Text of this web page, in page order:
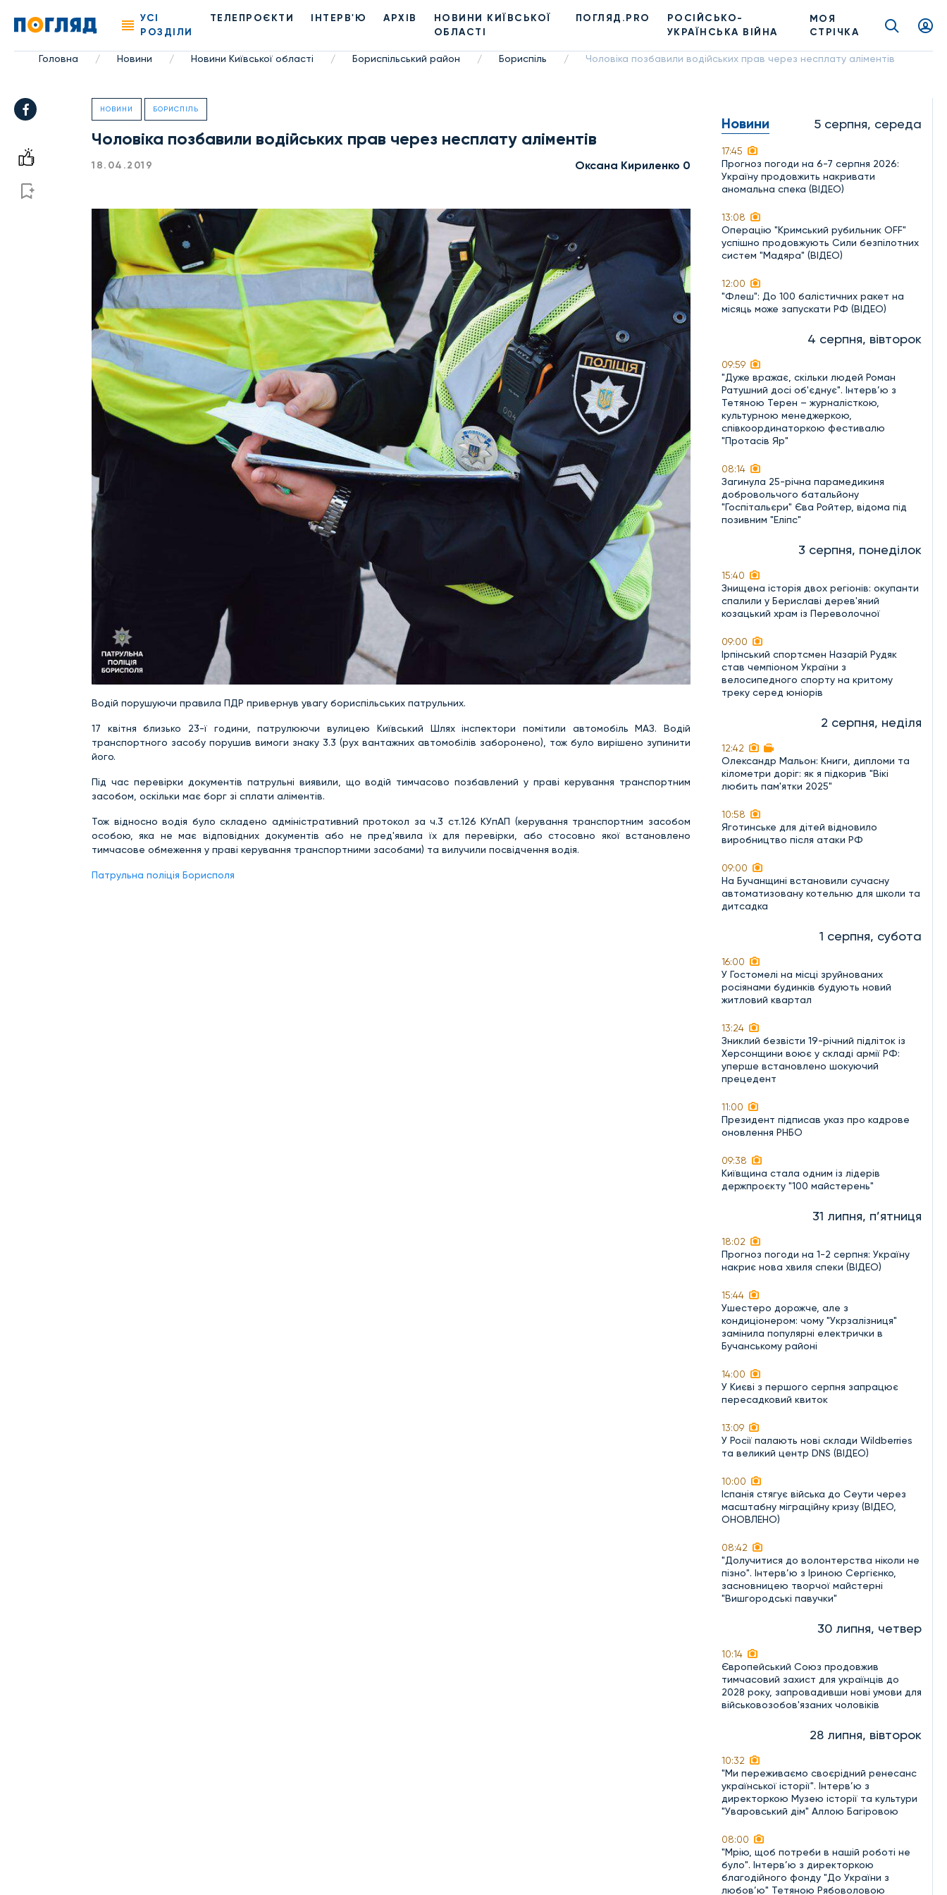
УСІ
РОЗДІЛИ
ТЕЛЕПРОЄКТИ ІНТЕРВ'Ю АРХІВ
НОВИНИ КИЇВСЬКОЇ
ОБЛАСТІ
ПОГЛЯД.PRO
РОСІЙСЬКО-
УКРАЇНСЬКА ВІЙНА
МОЯ
СТРІЧКА
Головна / Новини / Новини Київської області / Бориспільський район / Бориспіль / Чоловіка позбавили водійських прав через несплату аліментів
НОВИНИ БОРИСПІЛЬ
Чоловіка позбавили водійських прав через несплату аліментів
18.04.2019 Оксана Кириленко 0
Водій порушуючи правила ПДР привернув увагу бориспільських патрульних.
17 квітня близько 23-ї години, патрулюючи вулицею Київський Шлях інспектори помітили автомобіль МАЗ. Водій
транспортного засобу порушив вимоги знаку 3.3 (рух вантажних автомобілів заборонено), тож було вирішено зупинити
його.
Під час перевірки документів патрульні виявили, що водій тимчасово позбавлений у праві керування транспортним
засобом, оскільки має борг зі сплати аліментів.
Тож відносно водія було складено адміністративний протокол за ч.3 ст.126 КУпАП (керування транспортним засобом
особою, яка не має відповідних документів або не пред'явила їх для перевірки, або стосовно якої встановлено
тимчасове обмеження у праві керування транспортними засобами) та вилучили посвідчення водія.
Патрульна поліція Борисполя
Новини 5 серпня, середа
17:45
Прогноз погоди на 6-7 серпня 2026:
Україну продовжить накривати
аномальна спека (ВІДЕО)
13:08
Операцію "Кримський рубильник OFF"
успішно продовжують Сили безпілотних
систем "Мадяра" (ВІДЕО)
12:00
"Флеш": До 100 балістичних ракет на
місяць може запускати РФ (ВІДЕО)
4 серпня, вівторок
09:59
"Дуже вражає, скільки людей Роман
Ратушний досі об'єднує". Інтерв’ю з
Тетяною Терен – журналісткою,
культурною менеджеркою,
співкоординаторкою фестивалю
"Протасів Яр"
08:14
Загинула 25-річна парамедикиня
добровольчого батальйону
"Госпітальєри" Єва Ройтер, відома під
позивним "Еліпс"
3 серпня, понеділок
15:40
Знищена історія двох регіонів: окупанти
спалили у Бериславі дерев'яний
козацький храм із Переволочної
09:00
Ірпінський спортсмен Назарій Рудяк
став чемпіоном України з
велосипедного спорту на критому
треку серед юніорів
2 серпня, неділя
12:42
Олександр Мальон: Книги, дипломи та
кілометри доріг: як я підкорив "Вікі
любить пам'ятки 2025"
10:58
Яготинське для дітей відновило
виробництво після атаки РФ
09:00
На Бучанщині встановили сучасну
автоматизовану котельню для школи та
дитсадка
1 серпня, субота
16:00
У Гостомелі на місці зруйнованих
росіянами будинків будують новий
житловий квартал
13:24
Зниклий безвісти 19-річний підліток із
Херсонщини воює у складі армії РФ:
уперше встановлено шокуючий
прецедент
11:00
Президент підписав указ про кадрове
оновлення РНБО
09:38
Київщина стала одним із лідерів
держпроєкту "100 майстерень"
31 липня, п’ятниця
18:02
Прогноз погоди на 1-2 серпня: Україну
накриє нова хвиля спеки (ВІДЕО)
15:44
Ушестеро дорожче, але з
кондиціонером: чому "Укрзалізниця"
замінила популярні електрички в
Бучанському районі
14:00
У Києві з першого серпня запрацює
пересадковий квиток
13:09
У Росії палають нові склади Wildberries
та великий центр DNS (ВІДЕО)
10:00
Іспанія стягує війська до Сеути через
масштабну міграційну кризу (ВІДЕО,
ОНОВЛЕНО)
08:42
"Долучитися до волонтерства ніколи не
пізно". Інтерв’ю з Іриною Сергієнко,
засновницею творчої майстерні
"Вишгородські павучки"
30 липня, четвер
10:14
Європейський Союз продовжив
тимчасовий захист для українців до
2028 року, запровадивши нові умови для
військовозобов'язаних чоловіків
28 липня, вівторок
10:32
"Ми переживаємо своєрідний ренесанс
української історії". Інтерв’ю з
директоркою Музею історії та культури
"Уваровський дім" Аллою Багіровою
08:00
"Мрію, щоб потреби в нашій роботі не
було". Інтерв’ю з директоркою
благодійного фонду "До України з
любов’ю" Тетяною Рябоволовою